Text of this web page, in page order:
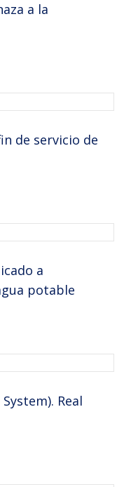
a la
de servicio de
a
potable
Real